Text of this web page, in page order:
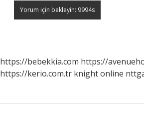
https://bebekkia.com https://
https://kerio.com.tr knight online